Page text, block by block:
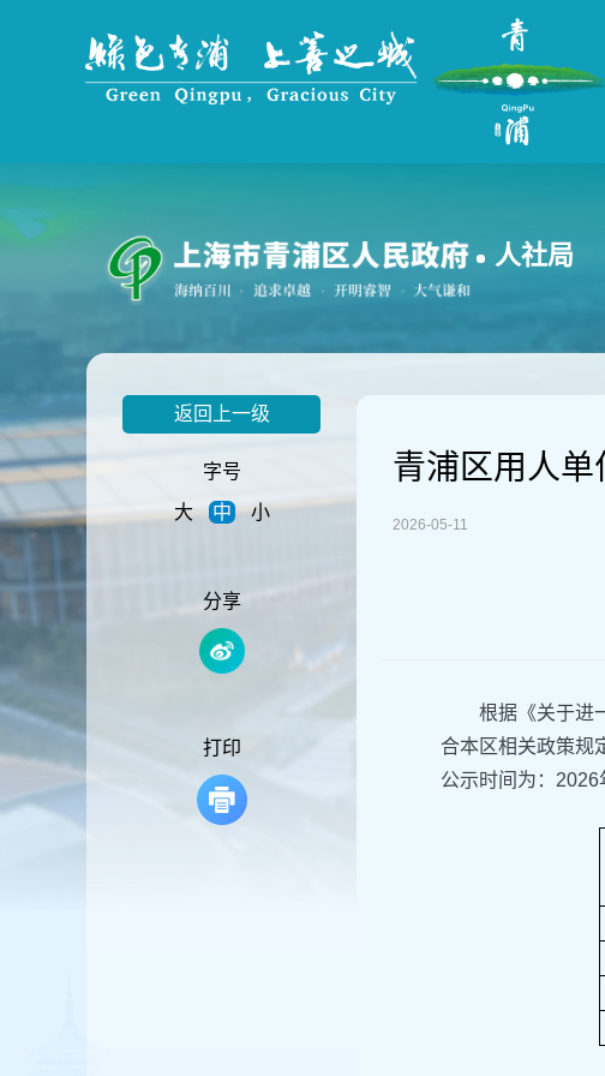
到
主
要
内
人社局
返回上一级
字号
大
中 小
分享
打印
青浦区用人
2026-05-11
根据《关于进
合本区相关政策规
公示时间为：2026